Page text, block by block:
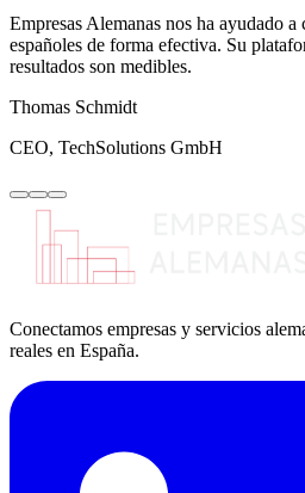
Empresas Alemanas nos ha ayudado a
españoles de forma efectiva. Su
resultados son medibles.
Thomas Schmidt
CEO, TechSolutions GmbH
Conectamos empresas y servicios
reales en España.